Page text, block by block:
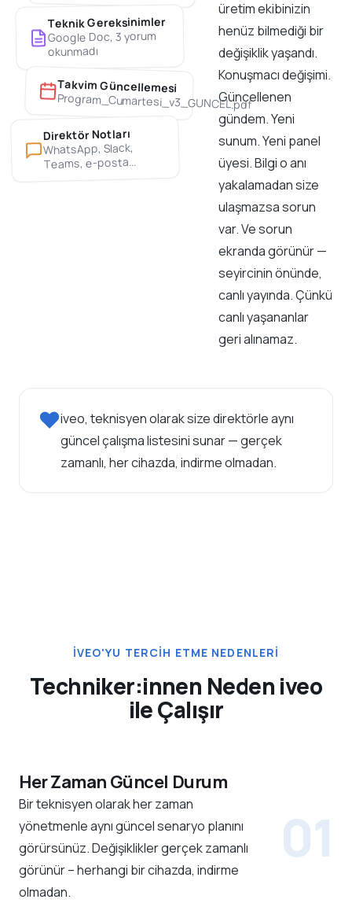
Teknik Gereksinimler
Google Doc, 3 yorum
okunmadı
Takvim Güncellemesi
Program_Cumartesi_v3_GUNCEL.pdf
Direktör Notları
WhatsApp, Slack,
Teams, e-posta...
üretim ekibinizin
henüz bilmediği bir
değişiklik yaşandı.
Konuşmacı değişimi.
Güncellenen
gündem. Yeni
sunum. Yeni panel
üyesi. Bilgi o anı
yakalamadan size
ulaşmazsa sorun
var. Ve sorun
ekranda görünür —
seyircinin önünde,
canlı yayında. Çünkü
canlı yaşananlar
geri alınamaz.
iveo, teknisyen olarak size direktörle aynı
güncel çalışma listesini sunar — gerçek
zamanlı, her cihazda, indirme olmadan.
IVEO'YU TERCIH ETME NEDENLERI
Techniker:innen Neden iveo
ile Çalışır
Her Zaman Güncel Durum
Bir teknisyen olarak her zaman
yönetmenle aynı güncel senaryo planını
görürsünüz. Değişiklikler gerçek zamanlı
görünür – herhangi bir cihazda, indirme
olmadan.
01